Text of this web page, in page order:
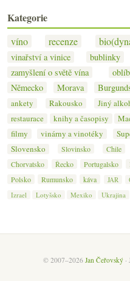
Kategorie
víno recenze
vinařství a vinice
bublinky
zamyšlení o světě vína
Německo
Morava
ankety
Rakousko Jiný
restaurace
knihy a časopisy
filmy
vinárny a vinotéky
Slovensko
Slovinsko Chile
Chorvatsko
Řecko Portugalsko
Polsko
Rumunsko káva JAR
Izrael
Lotyšsko Mexiko Ukrajina
© 2007–2026 Jan Čeřovský·